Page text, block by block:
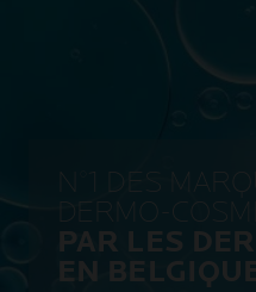
N°1 DES
DERMO-
PAR LES
EN